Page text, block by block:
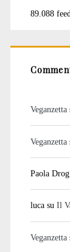
89.088
Veganzetta
Veganzetta
Paola Drog
lucasu Il
Veganzetta